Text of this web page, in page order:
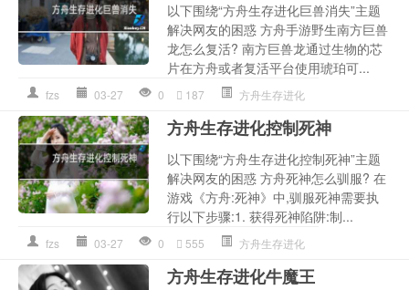
以下围绕“方舟生存进化巨兽消失”主题
解决网友的困惑 方舟手游野生南方巨兽
龙怎么复活? 南方巨兽龙通过生物的芯
片在方舟或者复活平台使用琥珀可...
fzs 03-27 0 187 方舟生存进化
方舟生存进化控制死神
以下围绕“方舟生存进化控制死神”主题
解决网友的困惑 方舟死神怎么驯服? 在
游戏《方舟:死神》中,驯服死神需要执
行以下步骤:1. 获得死神陷阱:制...
fzs 03-27 0 555 方舟生存进化
方舟生存进化牛魔王